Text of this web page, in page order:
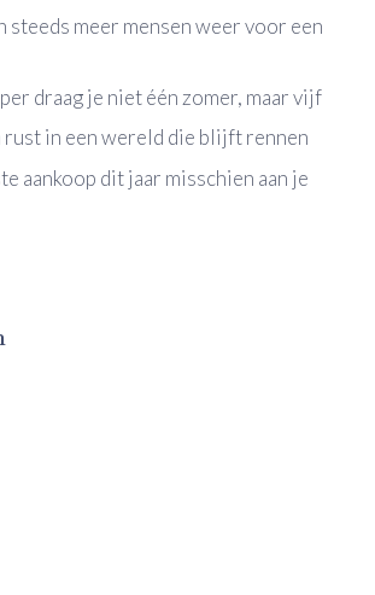
steeds meer mensen weer voor een
draag je niet één zomer, maar vijf
rust in een wereld die blijft rennen
aankoop dit jaar misschien aan je